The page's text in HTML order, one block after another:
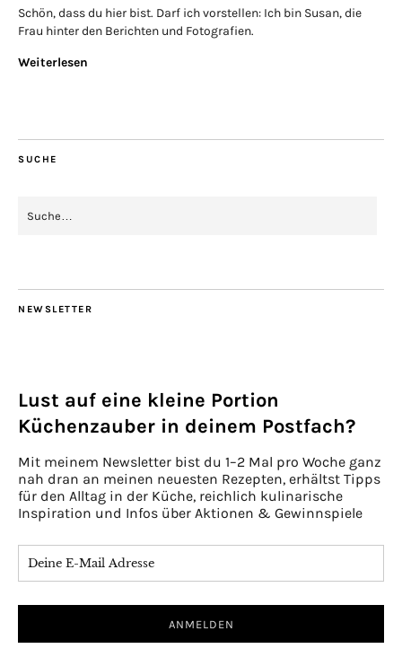
Schön, dass du hier bist. Darf ich vorstellen: Ich bin Susan, die
Frau hinter den Berichten und Fotografien.
Weiterlesen
SUCHE
NEWSLETTER
Lust auf eine kleine Portion
Küchenzauber in deinem Postfach?
Mit meinem Newsletter bist du 1–2 Mal pro Woche ganz
nah dran an meinen neuesten Rezepten, erhältst Tipps
für den Alltag in der Küche, reichlich kulinarische
Inspiration und Infos über Aktionen & Gewinnspiele